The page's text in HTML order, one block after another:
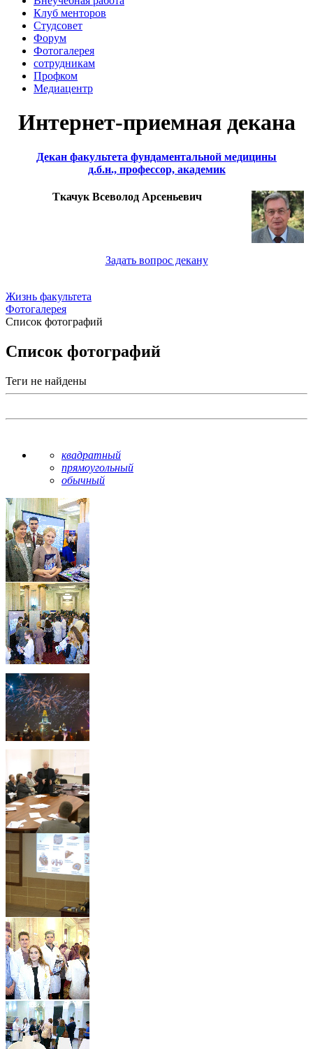
Клуб менторов
Студсовет
Форум
Фотогалерея
сотрудникам
Профком
Медиацентр
Интернет-приемная декана
Декан факультета фундаментальной медицины
д.б.н., профессор, академик
Ткачук Всеволод Арсеньевич
Задать вопрос декану
Жизнь факультета
Фотогалерея
Список фотографий
Список фотографий
Теги не найдены
квадратный
прямоугольный
обычный